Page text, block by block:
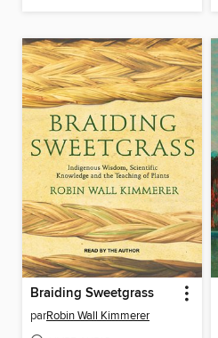
Braiding Sweetgrass
parRobin Wall Kimmerer